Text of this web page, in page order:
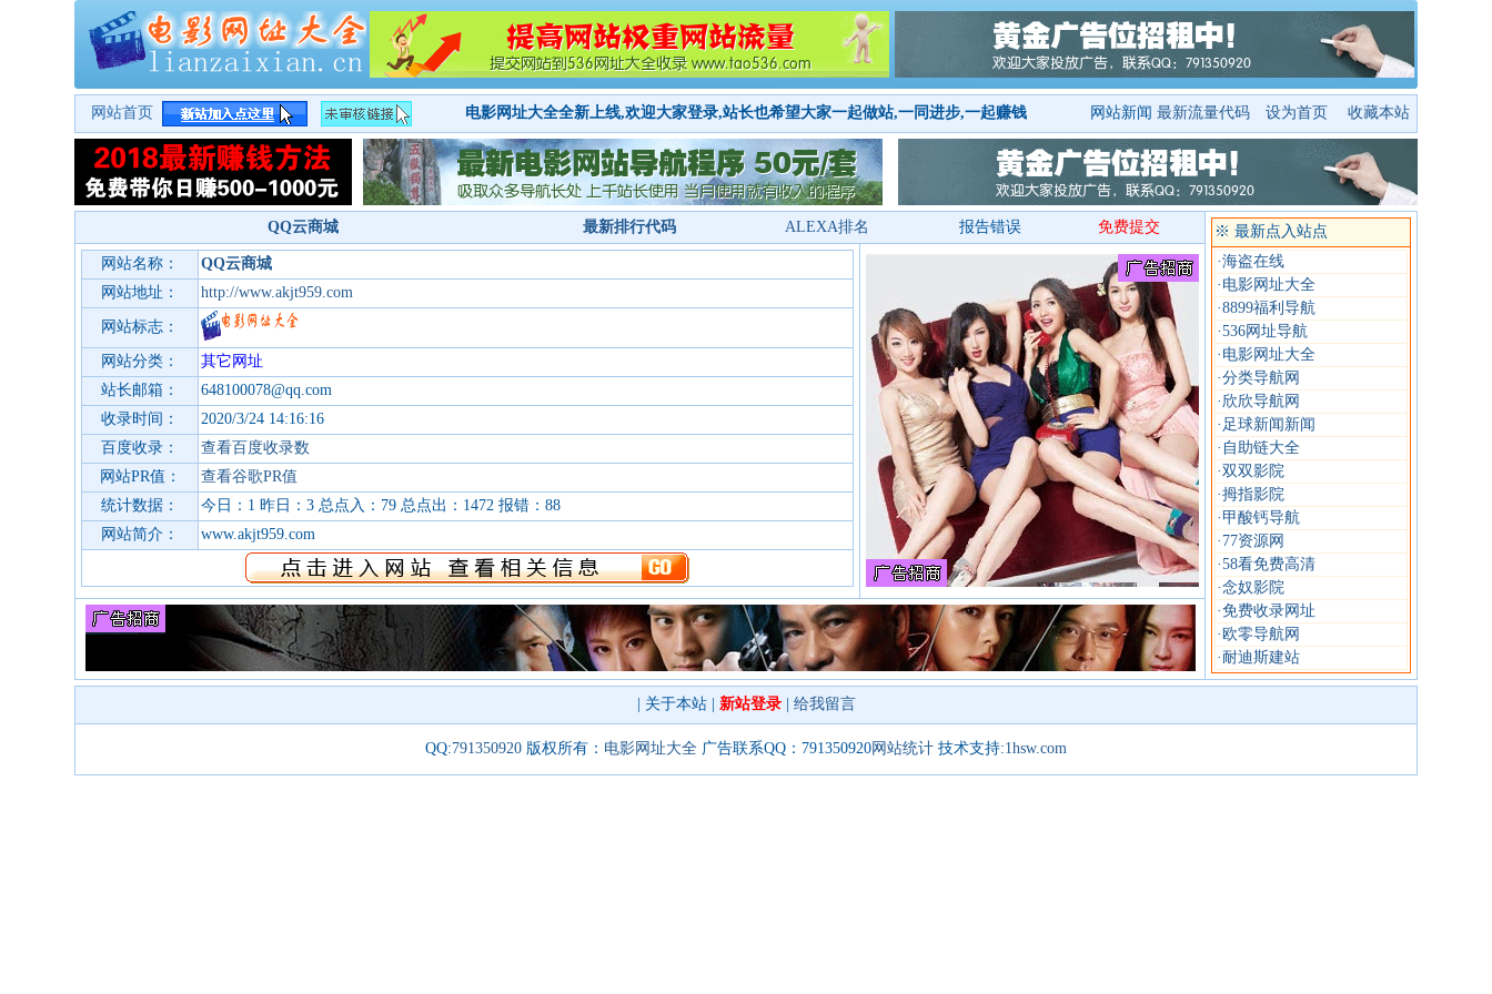
网站首页 电影网址大全全新上线,欢迎大家登录,站长也希望大家一起做站,一同进步,一起赚钱 网站新闻 最新流量代码 设为首页 收藏本站
QQ云商城 最新排行代码 ALEXA排名 报告错误 免费提交
※ 最新点入站点
·海盗在线
· 电影网址大全
·8899福利导航
·536网址导航
· 电影网址大全
·分类导航网
· 欣欣导航网
· 足球新闻新闻
· 自助链大全
·双双影院
·拇指影院
· 甲酸钙导航
· 77资源网
·58看免费高清
·念奴影院
·免费收录网址
· 欧零导航网
· 耐迪斯建站
网站名称：
QQ云商城
网站地址：
http://www.akjt959.com
网站标志：
网站分类：
其它网址
站长邮箱：
648100078@qq.com
收录时间：
2020/3/24 14:16:16
百度收录：
查看百度收录数
网站PR值：
查看谷歌PR值
统计数据：
今日：1 昨日：3 总点入：79 总点出：1472 报错：88
网站简介：
www.akjt959.com
关于本站| 新站登录| 给我留言
QQ:791350920 版权所有： 电影网址大全 广告联系QQ：791350920网站统计 技术支持:1hsw.com